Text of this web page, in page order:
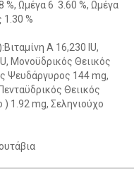
Ωμέγα 6 3.60 %, Ωμέγα
%
Α 16,230 IU,
Μονοϋδρικός Θειικός
Ψευδάργυρος 144 mg,
Θειικός
) 1.92 mg, Σεληνιούχο